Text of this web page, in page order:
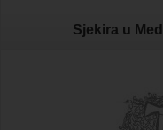
Sjekira u